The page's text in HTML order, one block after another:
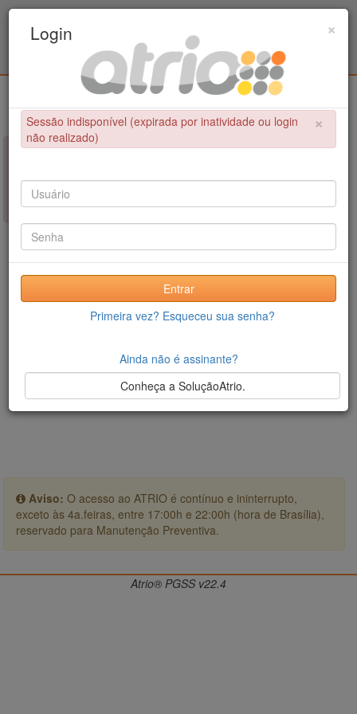
Educação Física / UPE - UFPB
×
NÃO FOI POSSÍVEL CONCLUIR A OPERAÇÃO
Sessão indisponível (expirada por inatividade ou login não
realizado)
Aviso: O acesso ao ATRIO é contínuo e ininterrupto,
exceto às 4a.feiras, entre 17:00h e 22:00h (hora de Brasília),
reservado para Manutenção Preventiva.
×
Login
×
Sessão indisponível (expirada por inatividade ou login
não realizado)
Entrar
Primeira vez? Esqueceu sua senha?
Ainda não é assinante?
Conheça a SoluçãoAtrio.
Atrio® PGSS v22.4